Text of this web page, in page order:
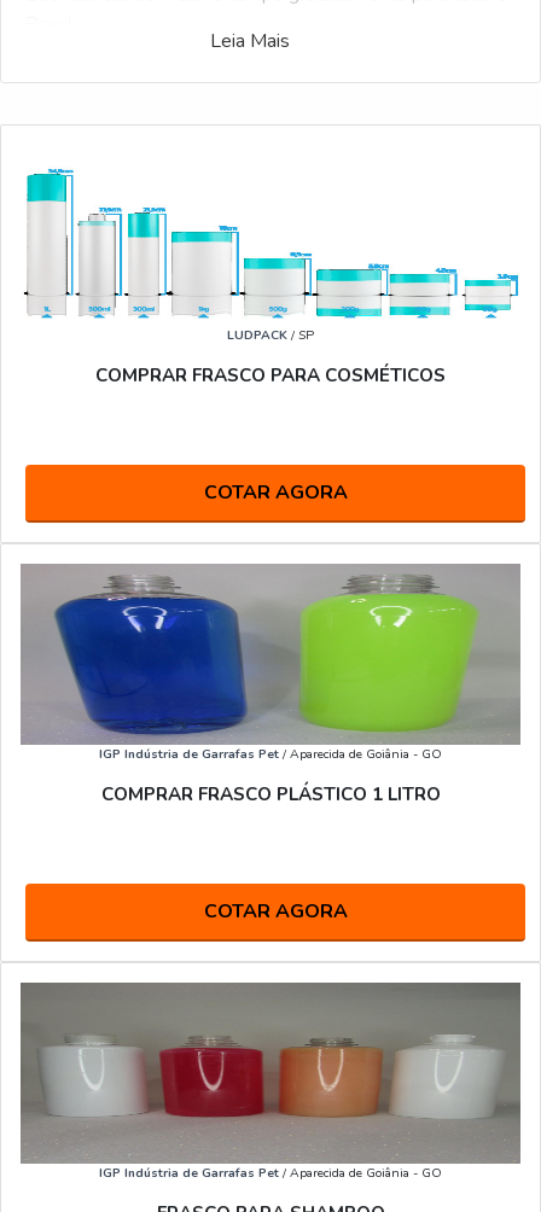
segmento. Para fazer um orçamento de Frasco cilíndrico
de plástico preço, selecione um dos anuciantes a seguir:
Leia Mais
LUDPACK / SP
COMPRAR FRASCO PARA COSMÉTICOS
COTAR AGORA
IGP Indústria de Garrafas Pet / Aparecida de Goiânia - GO
COMPRAR FRASCO PLÁSTICO 1 LITRO
COTAR AGORA
IGP Indústria de Garrafas Pet / Aparecida de Goiânia - GO